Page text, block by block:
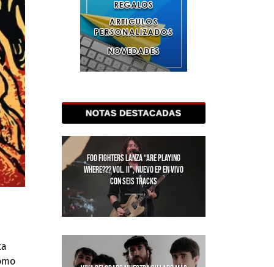
FOO FIGHTERS LANZA “ARE PLAYING
WHERE??? VOL. II”, NUEVO EP EN VIVO
CON SEIS TRACKS